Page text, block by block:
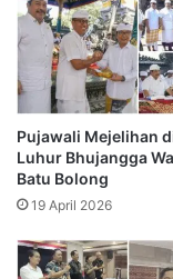
Pujawali Mejelihan
Luhur Bhujangga
Batu Bolong
19 April 2026